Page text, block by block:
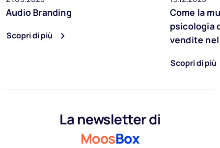
Audio Branding
Scopri di più
Come la
psicologia
vendite
Scopri di più
La newsletter di
MoosBox